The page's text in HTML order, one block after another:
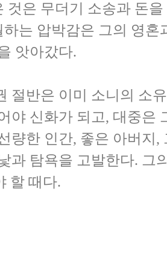
은 무더기 소송과 돈을
는 압박감은 그의 영혼
앗아갔다.
절반은 이미 소니의 소유
야 신화가 되고, 대중은
량한 인간, 좋은 아버지,
과 탐욕을 고발한다. 그의